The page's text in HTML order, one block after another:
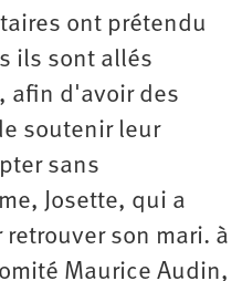
ont prétendu
ils sont allés
afin d'avoir des
soutenir leur
sans
Josette, qui a
son mari. à
Maurice Audin,